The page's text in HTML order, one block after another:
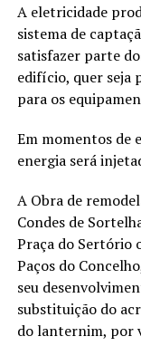
A eletricidade
sistema de
satisfazer parte
edifício, quer seja
para os
Em momentos de
energia será
A Obra de
Condes de
Praça do Sertório
Paços do
seu
substituição do
do lanternim, por